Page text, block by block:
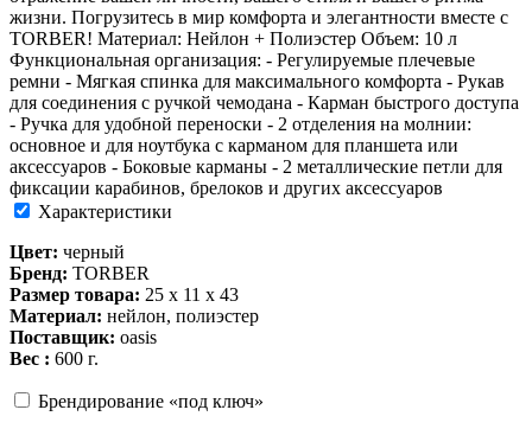
жизни. Погрузитесь в мир комфорта и элегантности вместе с
TORBER! Материал: Нейлон + Полиэстер Объем: 10 л
Функциональная организация: - Регулируемые плечевые
ремни - Мягкая спинка для максимального комфорта - Рукав
для соединения с ручкой чемодана - Карман быстрого доступа
- Ручка для удобной переноски - 2 отделения на молнии:
основное и для ноутбука с карманом для планшета или
аксессуаров - Боковые карманы - 2 металлические петли для
фиксации карабинов, брелоков и других аксессуаров
Характеристики
Цвет: черный
Бренд: TORBER
Размер товара: 25 х 11 х 43
Материал: нейлон, полиэстер
Поставщик: oasis
Вес : 600 г.
Брендирование «под ключ»